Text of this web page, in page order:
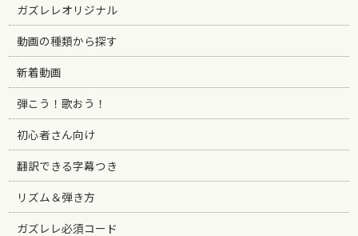
ガズレレオリジナル
動画の種類から探す
新着動画
弾こう！歌おう！
初心者さん向け
翻訳できる字幕つき
リズム＆弾き方
ガズレレ必須コード